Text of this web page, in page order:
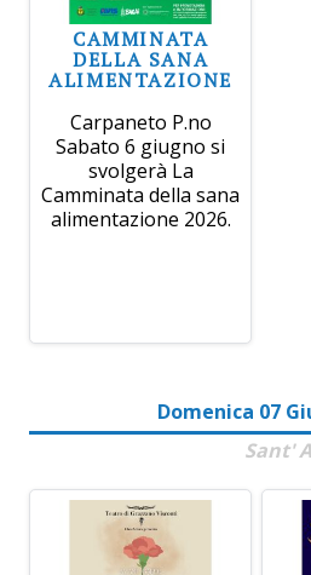
CAMMINATA
DELLA SANA
ALIMENTAZIONE
Carpaneto P.no
Sabato 6 giugno si
svolgerà La
Camminata della sana
alimentazione 2026.
Domenica 07
Sant'